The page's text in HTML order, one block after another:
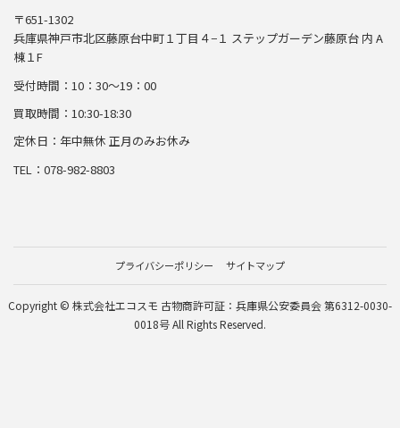
〒651-1302
兵庫県神戸市北区藤原台中町１丁目４−１ ステップガーデン藤原台 内 A
棟１F
受付時間：10：30～19：00
買取時間：10:30-18:30
定休日：年中無休 正月のみお休み
TEL：078-982-8803
プライバシーポリシー サイトマップ
Copyright © 株式会社エコスモ 古物商許可証：兵庫県公安委員会 第6312-0030-
0018号 All Rights Reserved.